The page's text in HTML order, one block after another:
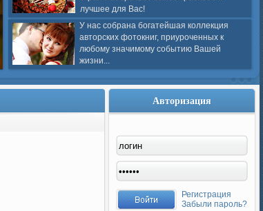
лучшее для Вас!
У нас собрана богатейшая коллекция
авторских фотокниг, приуроченных к
любому значимому событию Вашей
жизни...
Авторизация
Регистрация
Забыли пароль?